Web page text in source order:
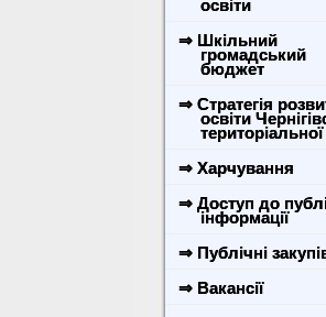
освіти
⇒ Шкільний
громадський
бюджет
⇒ Стратегія
освіти
територіальної
⇒ Харчування
⇒ Доступ до
інформації
⇒ Публічні
⇒ Вакансії